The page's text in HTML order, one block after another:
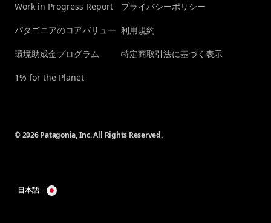
Work in Progress Report
パタゴニアのコアバリュー
環境助成金プログラム
1% for the Planet
プライバシーポリシー
利用規約
特定商取引法に基づく表示
© 2026 Patagonia, Inc. All Rights Reserved.
日本語